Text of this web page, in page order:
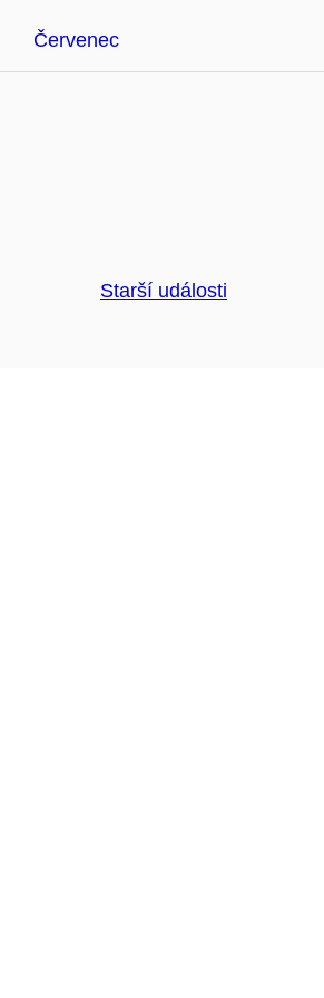
Červenec
Starší události